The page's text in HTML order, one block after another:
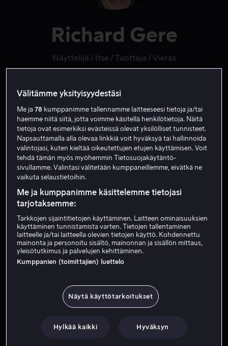
Richard Gere
Näyttelijä Itse Tuottaja Vieras
1940-luvulla ja sai läpimurtonsa elokuvilla American
Gigolo ja An Officer and a Gentleman. Hänestä tuli
suuri nimi romanttisissa draamoissa ja trillereissä
elokuvilla Pretty Woman, Primal Fear, Runaway Bride ja
Chicago. Gere voitti Golden Globen Chicagosta ja on
näytellyt myös elokuvissa Shall We Dance?, The Hoax ja
Arbitrage. Myöhemmät roolit Norman ja Maybe I Do
näyttävät pitkän uran, jossa yhdistyvät karisma ja
draamallinen paino. Alta löydät Richard Geren
elokuvat ja sarjat.
Vain meillä Alk. 3,99 €
Välitämme yksityisyydestäsi
Me ja78 kumppanimme tallennamme laitteeseesi tietoja ja/tai
haemme niitä siitä, jotta voimme käsitellä henkilötietoja. Näitä
tietoja ovat esimerkiksi evästeissä olevat yksilölliset tunnisteet.
Napsauttamalla alla olevaa linkkiä voit hyväksyä tai hallinnoida
valintojasi, kuten kieltää oikeutettujen etujen käyttämisen. Voit
tehdä tämän myös myöhemmin Tietosuojakäytäntö-
sivullamme. Valintasi välitetään kumppaneillemme, eivätkä ne
vaikuta selaustietoihin.
Me ja kumppanimme käsittelemme tietojasi
tarjotaksemme:
Tarkkojen sijaintitietojen käyttäminen. Laitteen ominaisuuksien
käyttäminen tunnistamista varten. Tietojen tallentaminen
laitteelle ja/tai laitteella olevien tietojen käyttö. Kohdennettu
mainonta ja personoitu sisältö, mainonnan ja sisällön mittaus,
yleisötutkimus ja palvelujen kehittäminen.
Kumppanien (toimittajien) luettelo
Näytä käyttötarkoitukset
Hylkää kaikki Hyväksyn